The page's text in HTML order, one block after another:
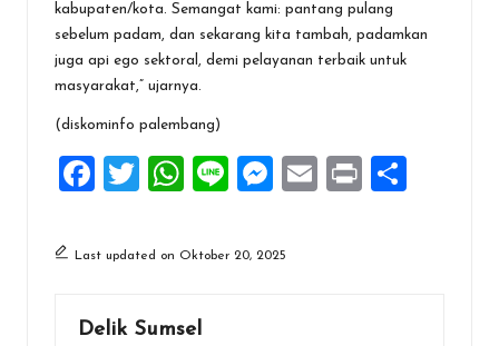
kabupaten/kota. Semangat kami: pantang pulang
sebelum padam, dan sekarang kita tambah, padamkan
juga api ego sektoral, demi pelayanan terbaik untuk
masyarakat,” ujarnya.
(diskominfo palembang)
F
ce
o
T
tt
W
at
A
Li
e
M
se
E
Pr
Last updated on Oktober 20, 2025
Delik Sumsel